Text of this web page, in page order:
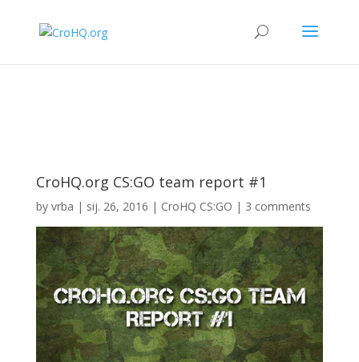
CroHQ.org CS:GO team report #1
by vrba | sij. 26, 2016 | CroHQ CS:GO | 3 comments